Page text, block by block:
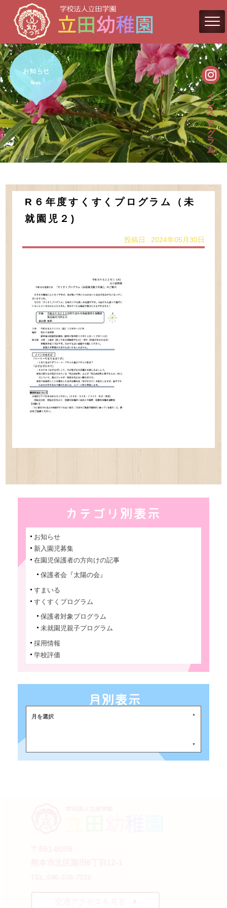
R６年度すくすくプログラム（未
就園児２)
投稿日 2024年05月30日
お知らせ
新入園児募集
在園児保護者の方向けの記事
保護者会『太陽の会』
すまいる
すくすくプログラム
保護者対象プログラム
未就園児親子プログラム
採用情報
学校評価
月を選択
インスタグラム